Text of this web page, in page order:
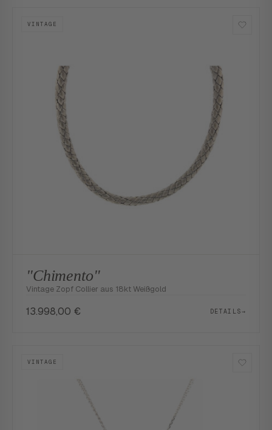
VINTAGE
"Chimento"
Vintage Zopf Collier aus 18kt Weißgold
13.998,00 € DETAILS→
VINTAGE